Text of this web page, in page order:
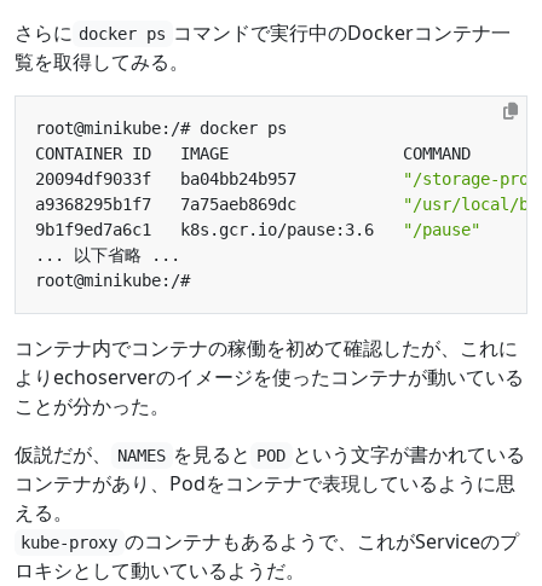
さらに docker ps コマンドで実行中のDockerコンテナ一
覧を取得してみる。
20094df9033f   ba04bb24b957
"/storage-
a9368295b1f7   7a75aeb869dc
"/usr/local/
9b1f9ed7a6c1   k8s.gcr.io/pause:3.6
"/pause"
コンテナ内でコンテナの稼働を初めて確認したが、これに
よりechoserverのイメージを使ったコンテナが動いている
ことが分かった。
仮説だが、
NAMES を見ると POD という文字が書かれている
コンテナがあり、Podをコンテナで表現しているように思
える。
kube-proxy のコンテナもあるようで、これがServiceのプ
ロキシとして動いているようだ。